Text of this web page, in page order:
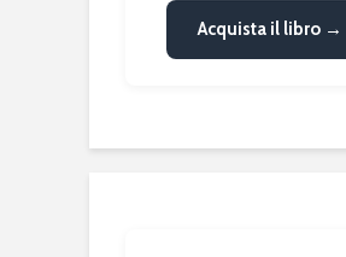
Acquista il libro →